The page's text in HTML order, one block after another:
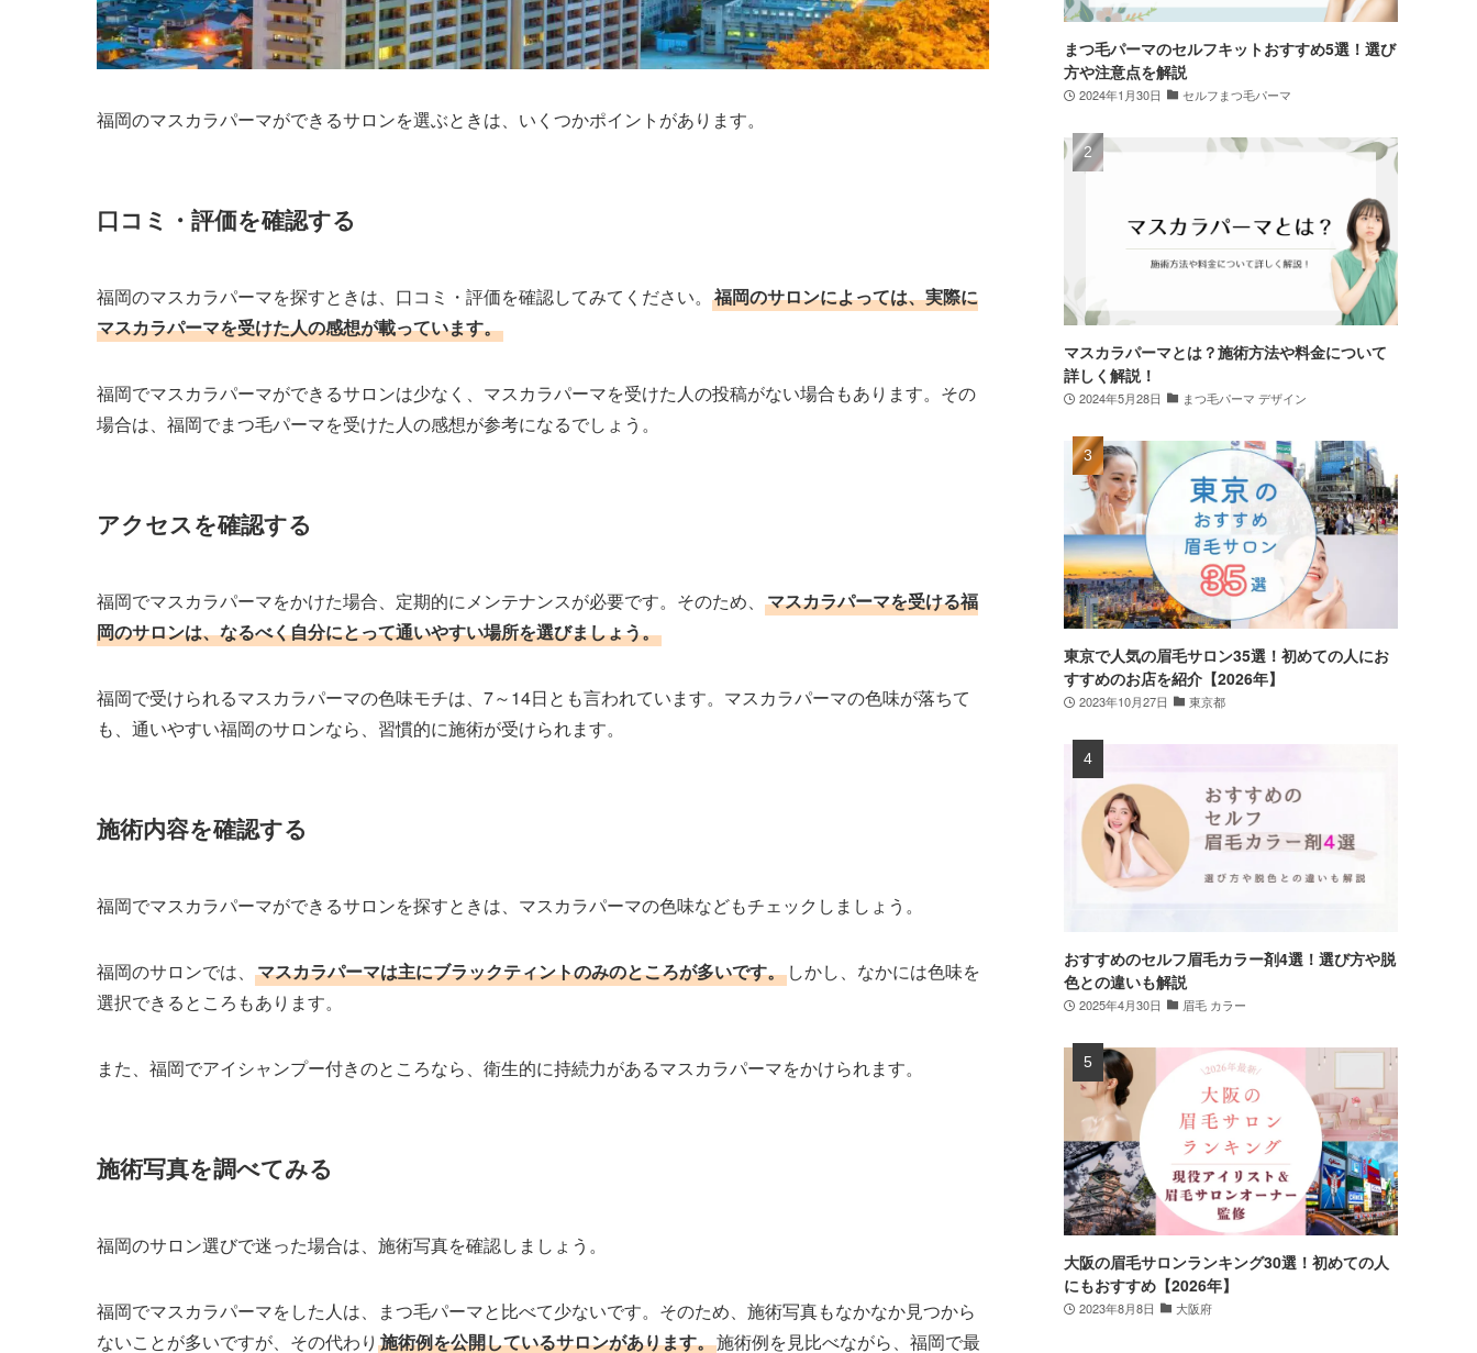
福岡のマスカラパーマができるサロンを選ぶときは、いくつかポイントがあります。
口コミ・評価を確認する
福岡のマスカラパーマを探すときは、口コミ・評価を確認してみてください。 福岡のサロンによっては、実際に
マスカラパーマを受けた人の感想が載っています。
福岡でマスカラパーマができるサロンは少なく、マスカラパーマを受けた人の投稿がない場合もあります。その
場合は、福岡でまつ毛パーマを受けた人の感想が参考になるでしょう。
アクセスを確認する
福岡でマスカラパーマをかけた場合、定期的にメンテナンスが必要です。そのため、 マスカラパーマを受ける福
岡のサロンは、なるべく自分にとって通いやすい場所を選びましょう。
福岡で受けられるマスカラパーマの色味モチは、7～14日とも言われています。マスカラパーマの色味が落ちて
も、通いやすい福岡のサロンなら、習慣的に施術が受けられます。
施術内容を確認する
福岡でマスカラパーマができるサロンを探すときは、マスカラパーマの色味などもチェックしましょう。
福岡のサロンでは、 マスカラパーマは主にブラックティントのみのところが多いです。 しかし、なかには色味を
選択できるところもあります。
また、福岡でアイシャンプー付きのところなら、衛生的に持続力があるマスカラパーマをかけられます。
施術写真を調べてみる
福岡のサロン選びで迷った場合は、施術写真を確認しましょう。
福岡でマスカラパーマをした人は、まつ毛パーマと比べて少ないです。そのため、施術写真もなかなか見つから
ないことが多いですが、その代わり 施術例を公開しているサロンがあります。施術例を見比べながら、福岡で最
まつ毛パーマのセルフキットおすすめ5選！選び
方や注意点を解説
2024年1月30日 セルフまつ毛パーマ
マスカラパーマとは？施術方法や料金について
詳しく解説！
2024年5月28日 まつ毛パーマ デザイン
東京で人気の眉毛サロン35選！初めての人にお
すすめのお店を紹介【2026年】
2023年10月27日 東京都
おすすめのセルフ眉毛カラー剤4選！選び方や脱
色との違いも解説
2025年4月30日 眉毛 カラー
大阪の眉毛サロンランキング30選！初めての人
にもおすすめ【2026年】
2023年8月8日 大阪府